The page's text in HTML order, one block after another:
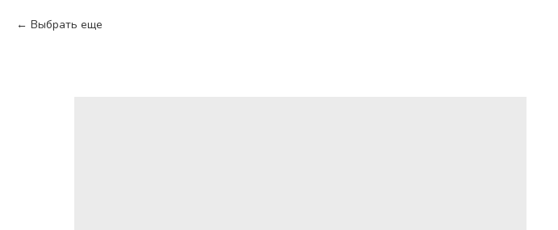
Выбрать еще